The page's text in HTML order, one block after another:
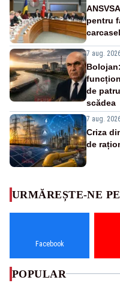
pentru
7 aug.
de
scădea
7 aug.
Criza
de
URMĂREȘTE-NE PE
Facebook
POPULAR